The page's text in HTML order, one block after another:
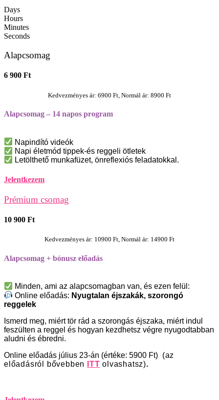
Days
Hours
Minutes
Seconds
Alapcsomag
6 900 Ft
Kedvezményes ár: 6900 Ft, Normál ár: 8900 Ft
Alapcsomag – 14 napos program
Napindító videók
Napi életmód tippek-és reggeli ötletek
Letölthető munkafüzet, önreflexiós feladatokkal.
Jelentkezem
Prémium csomag
10 900 Ft
Kedvezményes ár: 10900 Ft, Normál ár: 14900 Ft
Alapcsomag + bónusz előadás
Minden, ami az alapcsomagban van, és ezen felül:
Online előadás: Nyugtalan éjszakák, szorongó
reggelek
Ismerd meg, miért tör rád a szorongás éjszaka, miért indul
feszülten a reggel és hogyan kezdhetsz végre nyugodtabban
aludni és ébredni.
Online előadás július 23-án (értéke: 5900 Ft) (az
előadásról bővebben
ITT olvashatsz).